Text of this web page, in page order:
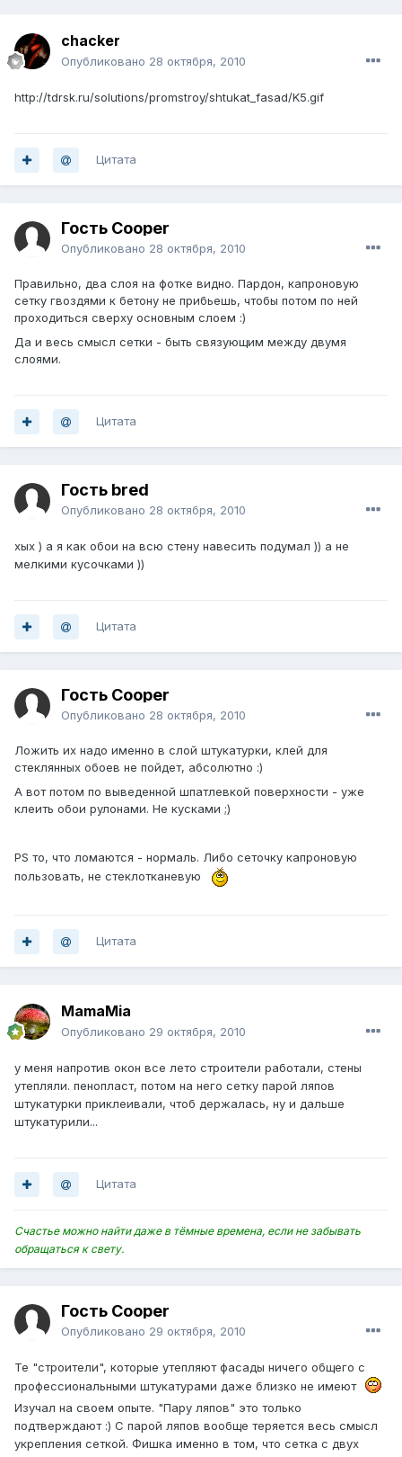
chacker
Опубликовано 28 октября, 2010
http://tdrsk.ru/solutions/promstroy/shtukat_fasad/K5.gif
Цитата
Гость Cooper
Опубликовано 28 октября, 2010
Правильно, два слоя на фотке видно. Пардон, капроновую
сетку гвоздями к бетону не прибьешь, чтобы потом по ней
проходиться сверху основным слоем :)
Да и весь смысл сетки - быть связующим между двумя
слоями.
Цитата
Гость bred
Опубликовано 28 октября, 2010
хых ) а я как обои на всю стену навесить подумал )) а не
мелкими кусочками ))
Цитата
Гость Cooper
Опубликовано 28 октября, 2010
Ложить их надо именно в слой штукатурки, клей для
стеклянных обоев не пойдет, абсолютно :)
А вот потом по выведенной шпатлевкой поверхности - уже
клеить обои рулонами. Не кусками ;)
PS то, что ломаются - нормаль. Либо сеточку капроновую
пользовать, не стеклотканевую
Цитата
MamaMia
Опубликовано 29 октября, 2010
у меня напротив окон все лето строители работали, стены
утепляли. пенопласт, потом на него сетку парой ляпов
штукатурки приклеивали, чтоб держалась, ну и дальше
штукатурили...
Цитата
Счастье можно найти даже в тёмные времена, если не забывать
обращаться к свету.
Гость Cooper
Опубликовано 29 октября, 2010
Те "строители", которые утепляют фасады ничего общего с
профессиональными штукатурами даже близко не имеют
Изучал на своем опыте. "Пару ляпов" это только
подтверждают :) С парой ляпов вообще теряется весь смысл
укрепления сеткой. Фишка именно в том, что сетка с двух